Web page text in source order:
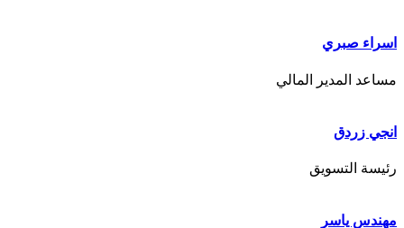
اسراء صبري
مساعد المدير المالي
انجي زردق
رئيسة التسويق
مهندس ياسر